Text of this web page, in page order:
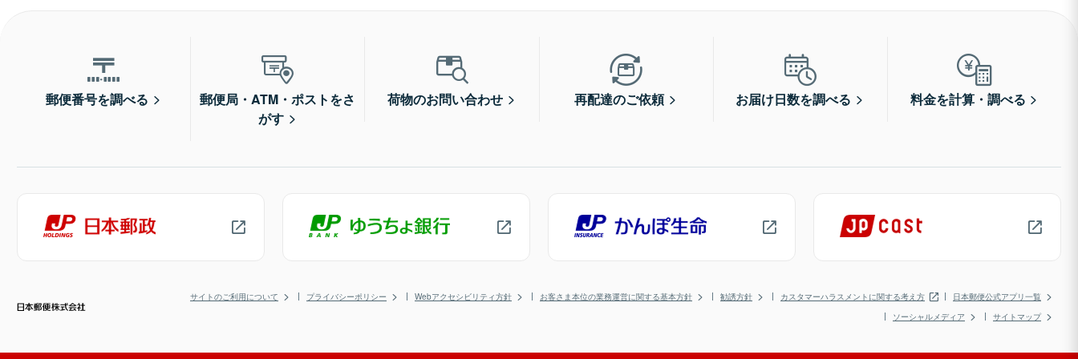
郵便番号を調べる
郵便局・ATM・ポストをさ
がす
荷物のお問い合わせ 再配達のご依頼 お届け日数を調べる 料金を計算・調べる
サイトのご利用について プライバシーポリシー Webアクセシビリティ方針 お客さま本位の業務運営に関する基本方針 勧誘方針 カスタマーハラスメントに関する考え方
日本郵便公式アプリ一覧
ソーシャルメディア
サイトマップ